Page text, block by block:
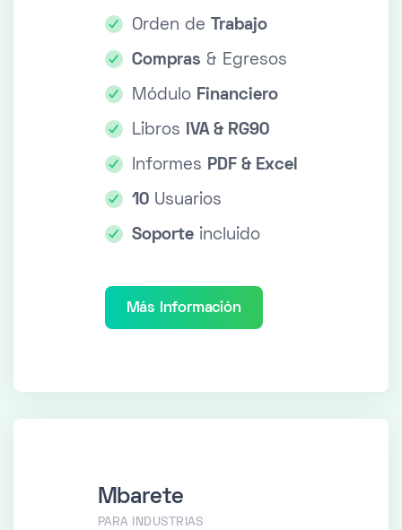
Orden de Trabajo
Compras & Egresos
Módulo Financiero
Libros IVA & RG90
Informes PDF & Excel
10Usuarios
Soporteincluido
Más Información
Mbarete
PARA INDUSTRIAS